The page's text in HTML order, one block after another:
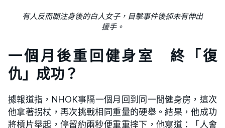
有人反而關注身後的白人女子，目擊事件後卻未有伸出
援手。
一個月後重回健身室 終「復
仇」成功？
據報道指，NHOK事隔一個月回到同一間健身房，這次
他拿著拐杖，再次挑戰相同重量的硬舉。結果，他成功
將槓片舉起，停留約兩秒便重重摔下，他寫道：「人會